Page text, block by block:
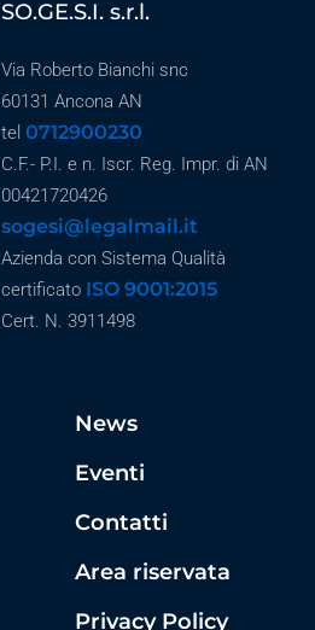
SO.GE.S.I. s.r.l.
Via Roberto Bianchi snc
60131 Ancona AN
tel 0712900230
C.F.- P.I. e n. Iscr. Reg. Impr. di AN
00421720426
sogesi@legalmail.it
Azienda con Sistema Qualità
certificato ISO 9001:2015
Cert. N. 3911498
News
Eventi
Contatti
Area riservata
Privacy Policy